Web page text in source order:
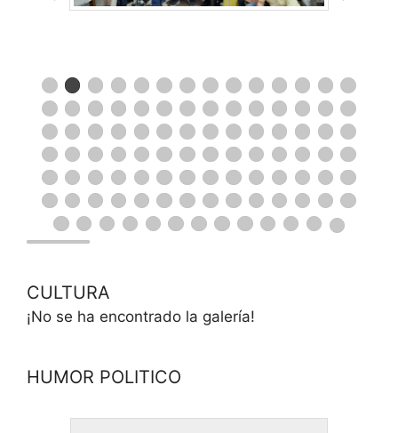
CULTURA
¡No se ha encontrado la galería!
HUMOR POLITICO